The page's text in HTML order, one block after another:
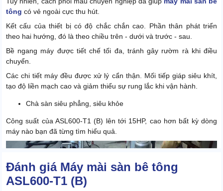
tông có vẻ ngoài cực thu hút.
Kết cấu của thiết bị có độ chắc chắn cao. Phần thân phát triển
theo hai hướng, đó là theo chiều trên - dưới và trước - sau.
Bề ngang máy được tiết chế tối đa, tránh gây rườm rà khi điều
chuyển.
Các chi tiết máy đều được xử lý cẩn thận. Mối tiếp giáp siêu khít,
tạo độ liền mạch cao và giảm thiểu sự rung lắc khi vận hành.
Chà sàn siêu phẳng, siêu khỏe
Công suất của ASL600-T1 (B) lên tới 15HP, cao hơn bất kỳ dòng
máy nào bạn đã từng tìm hiểu quả.
Đánh giá Máy mài sàn bê tông
ASL600-T1 (B)